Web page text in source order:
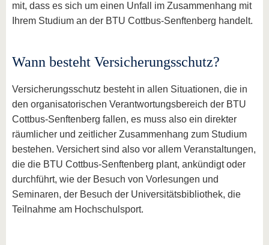
mit, dass es sich um einen Unfall im Zusammenhang mit
Ihrem Studium an der BTU Cottbus-Senftenberg handelt.
Wann besteht Versicherungsschutz?
Versicherungsschutz besteht in allen Situationen, die in
den organisatorischen Verantwortungsbereich der BTU
Cottbus-Senftenberg fallen, es muss also ein direkter
räumlicher und zeitlicher Zusammenhang zum Studium
bestehen. Versichert sind also vor allem Veranstaltungen,
die die BTU Cottbus-Senftenberg plant, ankündigt oder
durchführt, wie der Besuch von Vorlesungen und
Seminaren, der Besuch der Universitätsbibliothek, die
Teilnahme am Hochschulsport.